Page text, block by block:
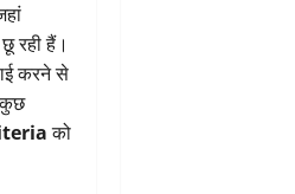
रही हैं।
करने से
कुछ
को